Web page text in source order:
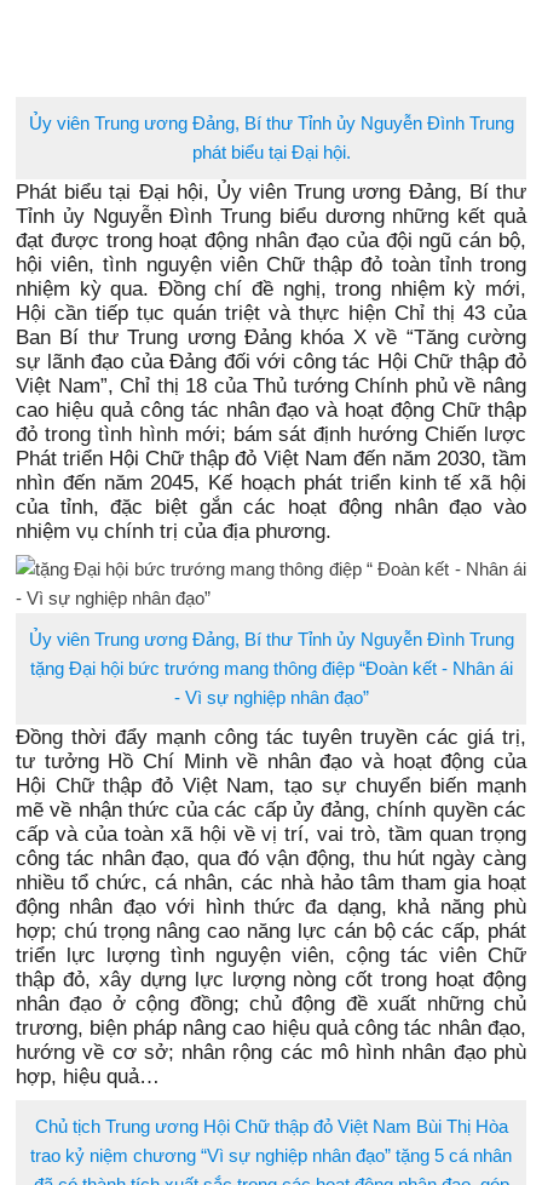
Ủy viên Trung ương Đảng, Bí thư Tỉnh ủy Nguyễn Đình Trung
phát biểu tại Đại hội.
Phát biểu tại Đại hội, Ủy viên Trung ương Đảng, Bí thư
Tỉnh ủy Nguyễn Đình Trung biểu dương những kết quả
đạt được trong hoạt động nhân đạo của đội ngũ cán bộ,
hội viên, tình nguyện viên Chữ thập đỏ toàn tỉnh trong
nhiệm kỳ qua. Đồng chí đề nghị, trong nhiệm kỳ mới,
Hội cần tiếp tục quán triệt và thực hiện Chỉ thị 43 của
Ban Bí thư Trung ương Đảng khóa X về “Tăng cường
sự lãnh đạo của Đảng đối với công tác Hội Chữ thập đỏ
Việt Nam”, Chỉ thị 18 của Thủ tướng Chính phủ về nâng
cao hiệu quả công tác nhân đạo và hoạt động Chữ thập
đỏ trong tình hình mới; bám sát định hướng Chiến lược
Phát triển Hội Chữ thập đỏ Việt Nam đến năm 2030, tầm
nhìn đến năm 2045, Kế hoạch phát triển kinh tế xã hội
của tỉnh, đặc biệt gắn các hoạt động nhân đạo vào
nhiệm vụ chính trị của địa phương.
Ủy viên Trung ương Đảng, Bí thư Tỉnh ủy Nguyễn Đình Trung
tặng Đại hội bức trướng mang thông điệp “Đoàn kết - Nhân ái
- Vì sự nghiệp nhân đạo”
Đồng thời đẩy mạnh công tác tuyên truyền các giá trị,
tư tưởng Hồ Chí Minh về nhân đạo và hoạt động của
Hội Chữ thập đỏ Việt Nam, tạo sự chuyển biến mạnh
mẽ về nhận thức của các cấp ủy đảng, chính quyền các
cấp và của toàn xã hội về vị trí, vai trò, tầm quan trọng
công tác nhân đạo, qua đó vận động, thu hút ngày càng
nhiều tổ chức, cá nhân, các nhà hảo tâm tham gia hoạt
động nhân đạo với hình thức đa dạng, khả năng phù
hợp; chú trọng nâng cao năng lực cán bộ các cấp, phát
triển lực lượng tình nguyện viên, cộng tác viên Chữ
thập đỏ, xây dựng lực lượng nòng cốt trong hoạt động
nhân đạo ở cộng đồng; chủ động đề xuất những chủ
trương, biện pháp nâng cao hiệu quả công tác nhân đạo,
hướng về cơ sở; nhân rộng các mô hình nhân đạo phù
hợp, hiệu quả…
Chủ tịch Trung ương Hội Chữ thập đỏ Việt Nam Bùi Thị Hòa
trao kỷ niệm chương “Vì sự nghiệp nhân đạo” tặng 5 cá nhân